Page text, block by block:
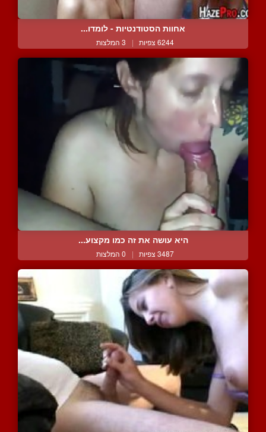
אחוות הסטודנטיות - לומדו...
6244 צפיות | 3 המלצות
היא עושה את זה כמו מקצוע...
3487 צפיות | 0 המלצות